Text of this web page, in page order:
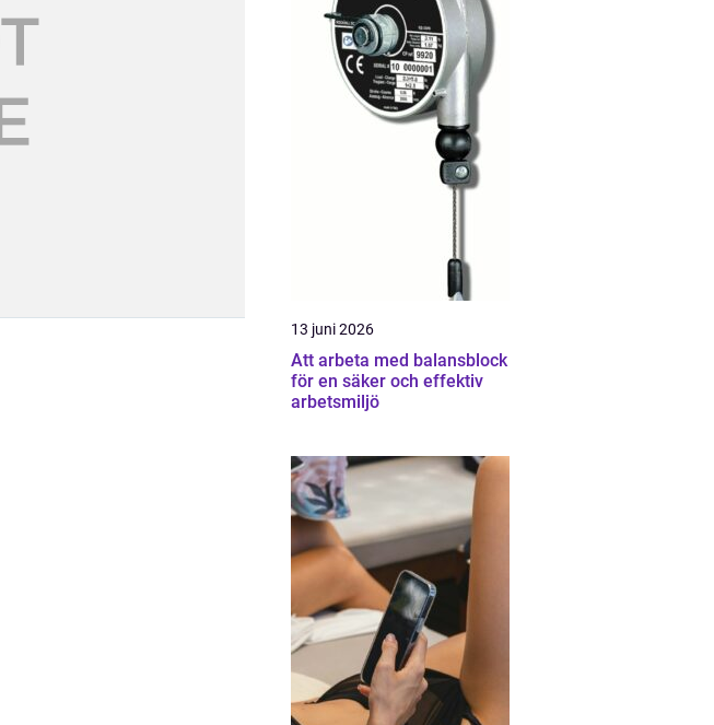
13 juni 2026
Att arbeta med balansblock
för en säker och effektiv
arbetsmiljö